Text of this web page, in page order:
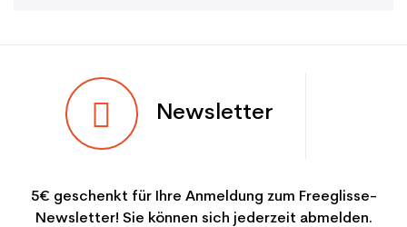
Newsletter
5€ geschenkt für Ihre Anmeldung zum Freeglisse-
Newsletter! Sie können sich jederzeit abmelden.